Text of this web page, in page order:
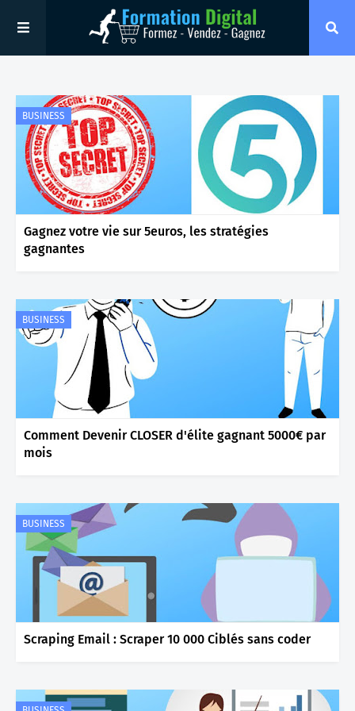
BUSINESS
Gagnez votre vie sur 5euros, les stratégies
gagnantes
BUSINESS
Comment Devenir CLOSER d'élite gagnant 5000€ par
mois
BUSINESS
Scraping Email : Scraper 10 000 Ciblés sans coder